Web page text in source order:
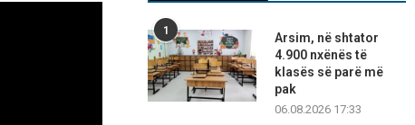
1
Arsim, në shtator
4.900 nxënës të
klasës së parë më
pak
06.08.2026 17:33